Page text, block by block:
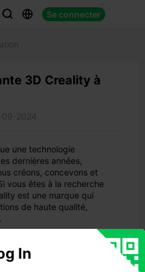
  Se connecter
3D Creality à
2024
une technologie
dernières années,
créons, concevons et
vous êtes à la recherche
est une marque qui
de haute qualité,
un éducateur, un ingénieur
trouver l'
à vos besoins et à votre
In